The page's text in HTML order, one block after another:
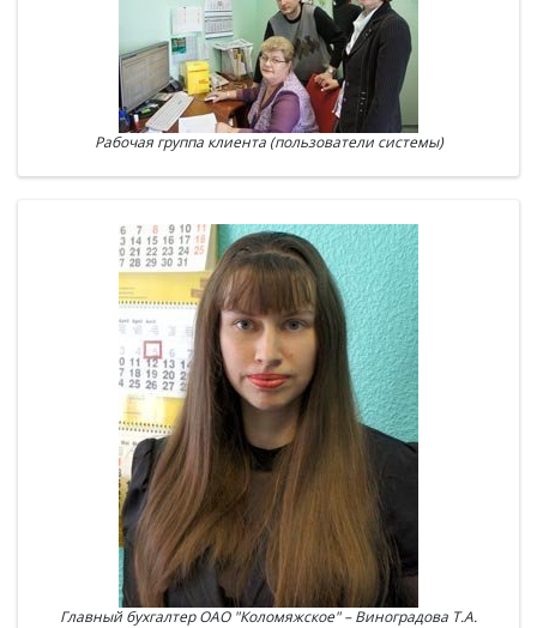
Рабочая группа клиента (пользователи системы)
Главный бухгалтер ОАО "Коломяжское" – Виноградова Т.А.